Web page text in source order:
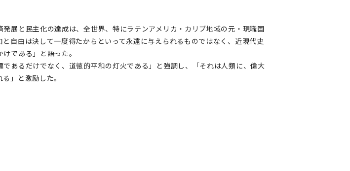
展と民主化の達成は、全世界、特にラテンアメリカ・カリブ地域の元・現職国
自由は決して一度得たからといって永遠に与えられるものではなく、近現代史
である」と語った。
あるだけでなく、道徳的平和の灯火である」と強調し、「それは人類に、偉大
」と激励した。